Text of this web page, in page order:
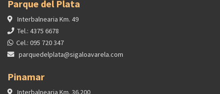
Parque del Plata
Interbalnearia Km. 49
Tel.: 4375 6678
Cel.: 095 720 347
parquedelplata@sigaloavarela.com
Pinamar
Interbalnearia Km. 36.200